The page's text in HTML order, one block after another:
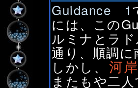
Guidance 1
には、この
ルミナとラ
通り、順調
しかし、 河
またもや二